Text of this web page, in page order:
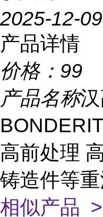
2025-12-09
产品详情
价格： 99
产品名称
高前处理
铸造件等
相似产品 >